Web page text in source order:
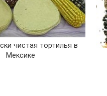
чистая тортилья в
Мексике